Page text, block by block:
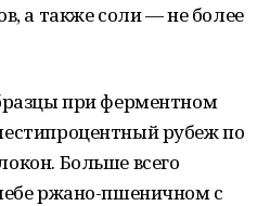
а также соли — не более
при ферментном
рубеж по
Больше всего
ржано-пшеничном с